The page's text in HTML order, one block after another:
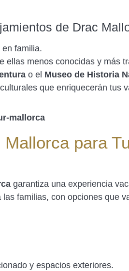
de Drac
familia.
ellas menos conocidas y más
o el Museo de Historia
que enriquecerán tus
para
garantiza una experiencia
familias, con opciones que
y espacios exteriores.